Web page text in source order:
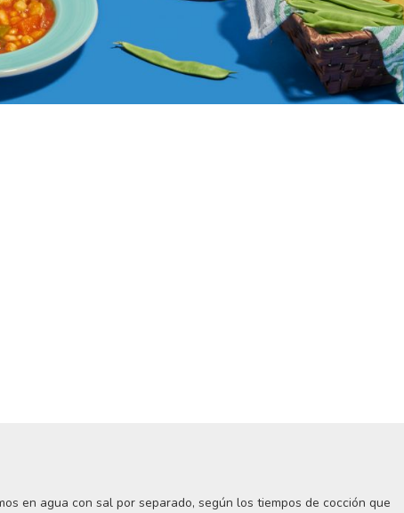
en agua con sal por separado, según los tiempos de cocción que